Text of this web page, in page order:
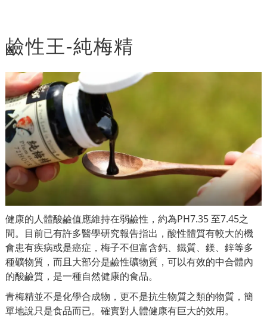
鹼性王-純梅精
健康的人體酸鹼值應維持在弱鹼性，約為PH7.35 至7.45之
間。目前已有許多醫學研究報告指出，酸性體質有較大的機
會患有疾病或是癌症，梅子不但富含鈣、鐵質、鎂、鋅等多
種礦物質，而且大部分是鹼性礦物質，可以有效的中合體內
的酸鹼質，是一種自然健康的食品。
青梅精並不是化學合成物，更不是抗生物質之類的物質，簡
單地說只是食品而已。確實對人體健康有巨大的效用。